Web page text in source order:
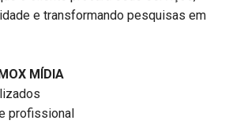
e transformando pesquisas em
MÍDIA
profissional